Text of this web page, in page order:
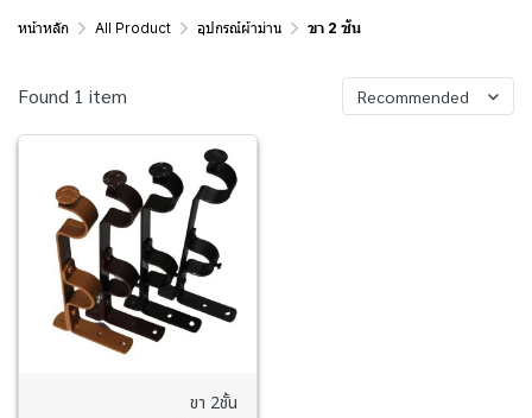
หน้าหลัก All Product อุปกรณ์ผ้าม่าน ขา 2 ชั้น
Found 1 item Recommended
ขา 2ชั้น